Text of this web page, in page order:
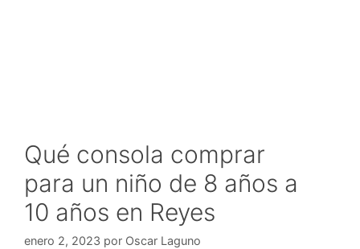
Qué consola comprar
para un niño de 8 años a
10 años en Reyes
enero 2, 2023 por Oscar Laguno